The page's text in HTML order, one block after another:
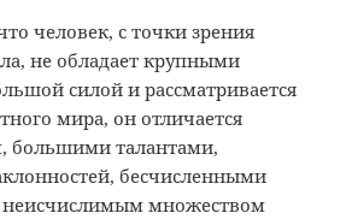
человек, с точки зрения
не обладает крупными
силой и рассматривается
мира, он отличается
большими талантами,
бесчисленными
неисчислимым множеством